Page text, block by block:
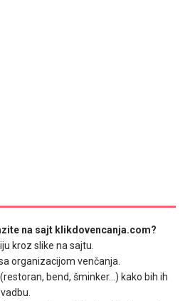
na sajt klikdovencanja.com?
kroz slike na sajtu.
organizacijom venčanja.
bend, šminker...) kako bih ih